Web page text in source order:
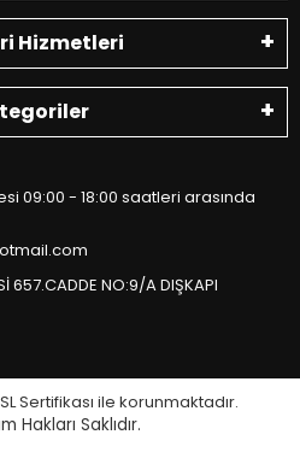
Hizmetleri
09:00 - 18:00 saatleri arasında
657.CADDE NO:9/A DIŞKAPI
Sertifikası ile korunmaktadır.
Hakları Saklıdır.